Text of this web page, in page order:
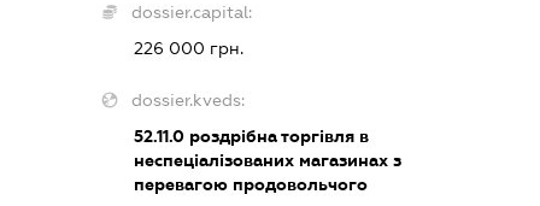
dossier.capital:
226 000 грн.
dossier.kveds:
52.11.0роздрібна торгівля в
неспеціалізованих магазинах з
перевагою продовольчого